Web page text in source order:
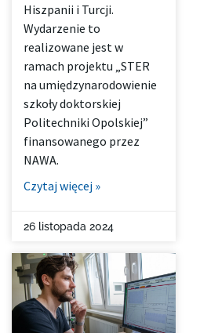
Hiszpanii i Turcji.
Wydarzenie to
realizowane jest w
ramach projektu „STER
na umiędzynarodowienie
szkoły doktorskiej
Politechniki Opolskiej”
finansowanego przez
NAWA.
Czytaj więcej »
26 listopada 2024